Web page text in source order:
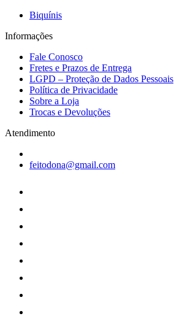
Biquínis
Informações
Fale Conosco
Fretes e Prazos de Entrega
LGPD – Proteção de Dados Pessoais
Política de Privacidade
Sobre a Loja
Trocas e Devoluções
Atendimento
feitodona@gmail.com